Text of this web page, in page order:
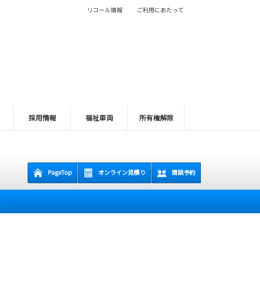
採用情報 福祉車両 所有権解除
リコール情報 ご利用にあたって
PageTop オンライン見積り 商談予約